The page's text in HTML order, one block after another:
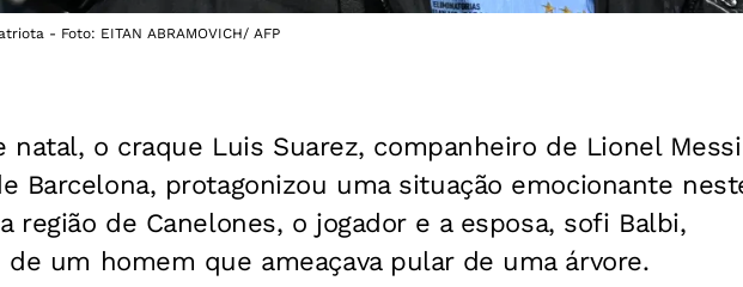
- Foto: EITAN ABRAMOVICH/ AFP
natal, o craque Luis Suarez, companheiro de Lionel
Barcelona, protagonizou uma situação emocionante
região de Canelones, o jogador e a esposa, sofi Balbi,
um homem que ameaçava pular de uma árvore.